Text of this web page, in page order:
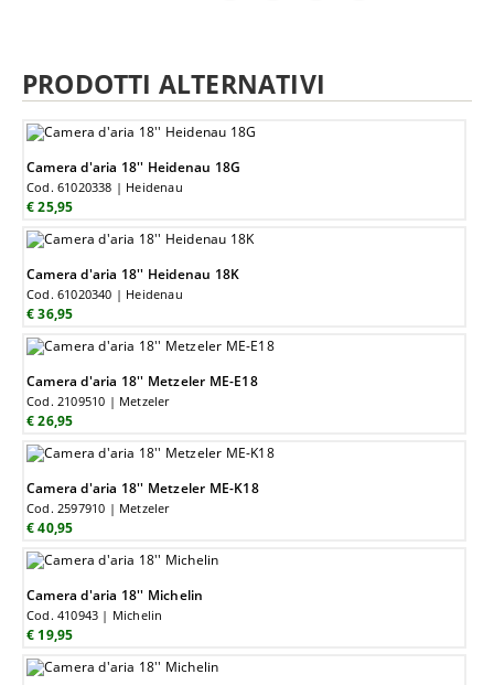
PRODOTTI ALTERNATIVI
Camera d'aria 18'' Heidenau 18G
Cod. 61020338 | Heidenau
€ 25,95
Camera d'aria 18'' Heidenau 18K
Cod. 61020340 | Heidenau
€ 36,95
Camera d'aria 18'' Metzeler ME-E18
Cod. 2109510 | Metzeler
€ 26,95
Camera d'aria 18'' Metzeler ME-K18
Cod. 2597910 | Metzeler
€ 40,95
Camera d'aria 18'' Michelin
Cod. 410943 | Michelin
€ 19,95